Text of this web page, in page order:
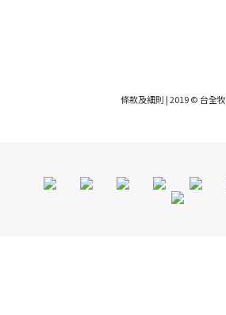
條款及細則 | 2019 © 台全